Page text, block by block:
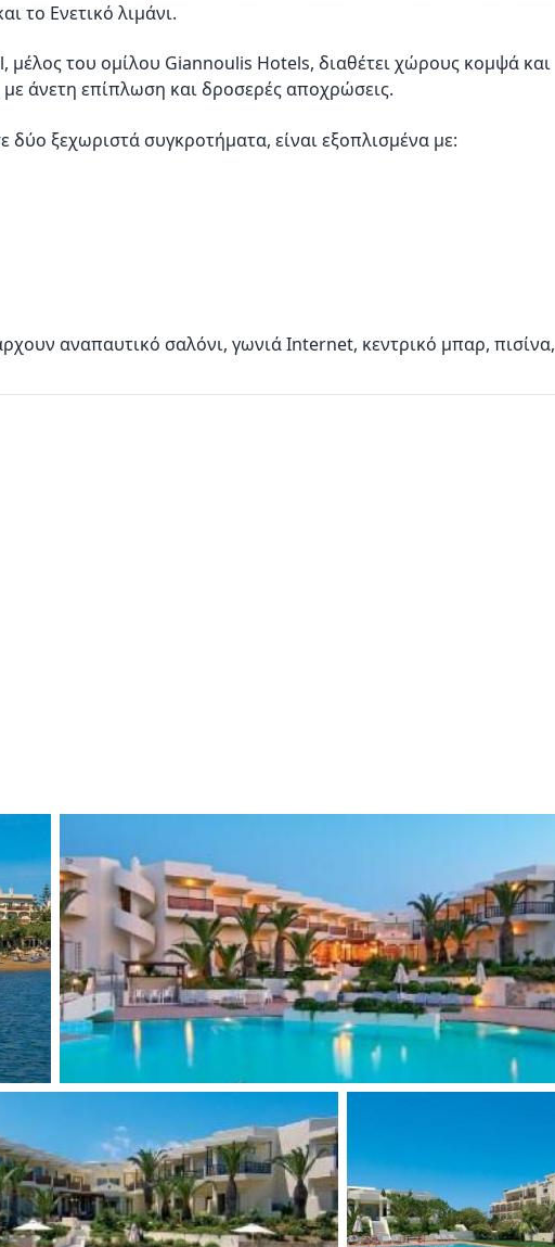
το Ενετικό λιμάνι.
μέλος του ομίλου Giannoulis Hotels, διαθέτει χώρους κομψά και
άνετη επίπλωση και δροσερές αποχρώσεις.
δύο ξεχωριστά συγκροτήματα, είναι εξοπλισμένα με:
αναπαυτικό σαλόνι, γωνιά Internet, κεντρικό μπαρ, πισίνα,